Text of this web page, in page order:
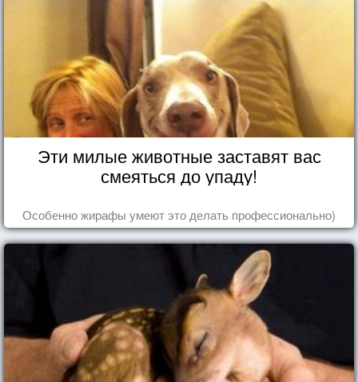
Эти милые животные заставят вас
смеяться до упаду!
Особенно жирафы умеют это делать профессионально)